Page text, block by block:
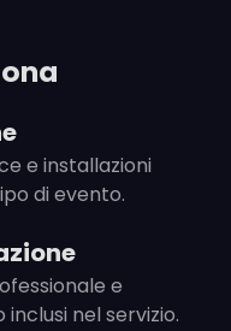
e installazioni
di evento.
e
nel servizio.